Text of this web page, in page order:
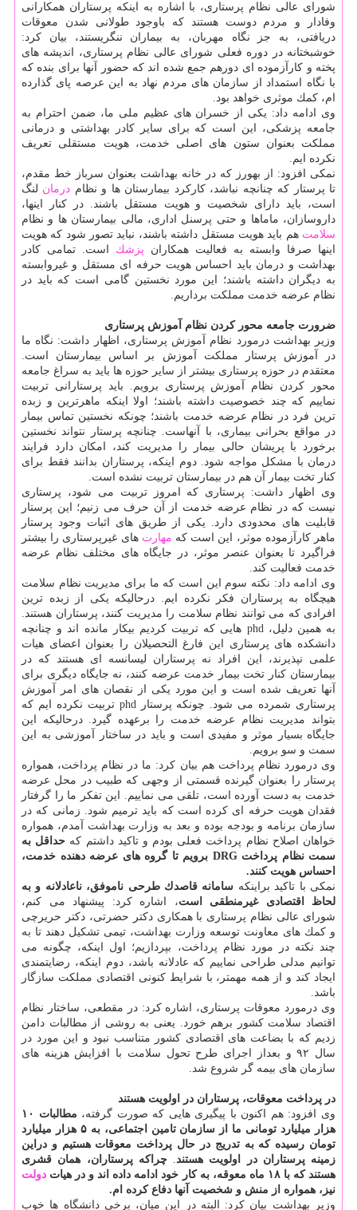
شورای عالی نظام پرستاری، با اشاره به اینكه پرستاران همكارانی
وفادار و مردم دوست هستند كه باوجود طولانی شدن معوقات
دریافتی، به جز نگاه مهربان، به بیماران ننگریستند، بیان كرد:
خوشبختانه در دوره فعلی شورای عالی نظام پرستاری، اندیشه های
پخته و كارآزموده ای دورهم جمع شده اند كه حضور آنها برای بنده كه
با نگاه استمداد از سازمان های مردم نهاد به این عرصه پای گذارده
ام، كمك موثری خواهد بود.
وی ادامه داد: یكی از خسران های عظیم ملی ما، ضمن احترام به
جامعه پزشكی، این است كه برای سایر كادر بهداشتی و درمانی
مملكت بعنوان ستون های اصلی خدمت، هویت مستقلی تعریف
نكرده ایم.
نمكی افزود: از بهورز كه در خانه بهداشت بعنوان سرباز خط مقدم،
تا پرستار كه چنانچه نباشد، كاركرد بیمارستان ها و نظام درمان لنگ
است، باید دارای شخصیت و هویت مستقل باشند. در كنار اینها،
داروسازان، ماماها و حتی پرسنل اداری، مالی بیمارستان ها و نظام
سلامت هم باید هویت مستقل داشته باشند، نباید تصور شود كه هویت
اینها صرفا وابسته به فعالیت همكاران پزشك است. تمامی كادر
بهداشت و درمان باید احساس هویت حرفه ای مستقل و غیروابسته
به دیگران داشته باشند؛ این مورد نخستین گامی است كه باید در
نظام عرضه خدمت مملكت برداریم.
ضرورت جامعه محور كردن نظام آموزش پرستاری
وزیر بهداشت درمورد نظام آموزش پرستاری، اظهار داشت: نگاه ما
در آموزش پرستار مملكت آموزش بر اساس بیمارستان است.
معتقدم در حوزه پرستاری بیشتر از سایر حوزه ها باید به سراغ جامعه
محور كردن نظام آموزش پرستاری برویم. باید پرستارانی تربیت
نماییم كه چند خصوصیت داشته باشند؛ اولا اینكه ماهرترین و زبده
ترین فرد در نظام عرضه خدمت باشند؛ چونكه نخستین تماس بیمار
در مواقع بحرانی بیماری، با آنهاست. چنانچه پرستار نتواند نخستین
برخورد با پریشان حالی بیمار را مدیریت كند، امكان دارد فرایند
درمان با مشكل مواجه شود. دوم اینكه، پرستاران بدانند فقط برای
كنار تخت بیمار آن هم در بیمارستان تربیت نشده است.
وی اظهار داشت: پرستاری كه امروز تربیت می شود، پرستاری
نیست كه در نظام عرضه خدمت از آن حرف می زنیم؛ این پرستار
قابلیت های محدودی دارد. یكی از طریق های اثبات وجود پرستار
ماهر كارآزموده موثر، این است كه مهارت های غیرپرستاری را بیشتر
فراگیرد تا بعنوان عنصر موثر، در جایگاه های مختلف نظام عرضه
خدمت فعالیت كند.
وی ادامه داد: نكته سوم این است كه ما برای مدیریت نظام سلامت
هیچگاه به پرستاران فكر نكرده ایم. درحالیكه یكی از زبده ترین
افرادی كه می توانند نظام سلامت را مدیریت كنند، پرستاران هستند.
به همین دلیل، phd هایی كه تربیت كردیم بیكار مانده اند و چنانچه
دانشكده های پرستاری این فارغ التحصیلان را بعنوان اعضای هیات
علمی نپذیرند، این افراد نه پرستاران لیسانسه ای هستند كه در
بیمارستان كنار تخت بیمار خدمت عرضه كنند، نه جایگاه دیگری برای
آنها تعریف شده است و این مورد یكی از نقصان های امر آموزش
پرستاری شمرده می شود. چونكه پرستار phd تربیت نكرده ایم كه
بتواند مدیریت نظام عرضه خدمت را برعهده گیرد. درحالیكه این
جایگاه بسیار موثر و مفیدی است و باید در ساختار آموزشی به این
سمت و سو برویم.
وی درمورد نظام پرداخت هم بیان كرد: ما در نظام پرداخت، همواره
پرستار را بعنوان گیرنده قسمتی از وجهی كه طبیب در محل عرضه
خدمت به دست آورده است، تلقی می نماییم. این تفكر ما را گرفتار
فقدان هویت حرفه ای كرده است كه باید ترمیم شود. زمانی كه در
سازمان برنامه و بودجه بوده و بعد به وزارت بهداشت آمدم، همواره
خواهان اصلاح نظام پرداخت فعلی بودم و تاكید داشتم كه حداقل به
سمت نظام پرداخت DRG برویم تا گروه های عرضه دهنده خدمت،
احساس هویت كنند.
نمكی با تاكید براینكه سامانه قاصدك طرحی ناموفق، ناعادلانه و به
لحاظ اقتصادی غیرمنطقی است، اشاره كرد: پیشنهاد می كنم،
شورای عالی نظام پرستاری با همكاری دكتر حضرتی، دكتر حریرچی
و كمك های معاونت توسعه وزارت بهداشت، تیمی تشكیل دهند تا به
چند نكته در مورد نظام پرداخت، بپردازیم؛ اول اینكه، چگونه می
توانیم مدلی طراحی نماییم كه عادلانه باشد، دوم اینكه، رضایتمندی
ایجاد كند و از همه مهمتر، با شرایط كنونی اقتصادی مملكت سازگار
باشد.
وی درمورد معوقات پرستاری، اشاره كرد: در مقطعی، ساختار نظام
اقتصاد سلامت كشور برهم خورد. یعنی به روشی از مطالبات دامن
زدیم كه با بضاعت های اقتصادی كشور متناسب نبود و این مورد در
سال ۹۲ و بعداز اجرای طرح تحول سلامت با افزایش هزینه های
سازمان های بیمه گر شروع شد.
در پرداخت معوقات، پرستاران در اولویت هستند
وی افزود: هم اكنون با پیگیری هایی كه صورت گرفته،
مطالبات ۱۰
هزار میلیارد تومانی ما از سازمان تامین اجتماعی، به ۵ هزار میلیارد
تومان رسیده كه به تدریج در حال پرداخت معوقات هستیم و دراین
زمینه پرستاران در اولویت هستند.چراكه پرستاران، همان قشری
هستند كه با ۱۸ ماه معوقه، به كار خود ادامه داده اند و در هیات
دولت
نیز، همواره از منش و شخصیت آنها دفاع كرده ام.
وزیر بهداشت بیان كرد: البته در این میان، برخی دانشگاه ها خوب